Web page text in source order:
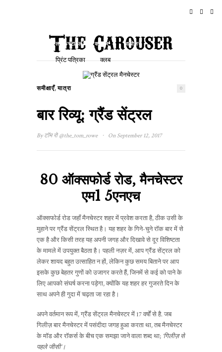
लाइफस्टाइल और कल्चर आयोजन
प्रिंट पत्रिका क्लब
समीक्षाएँ,यात्रा 0
बार रिव्यू: ग्रैंड सेंट्रल
Byटॉम रो@the_tom_rowe · On September 12, 2017
80 ऑक्सफोर्ड रोड, मैनचेस्टर
एम1 5एनएच
ऑक्सफोर्ड रोड जहाँ मैनचेस्टर शहर में प्रवेश करता है, ठीक उसी के
मुहाने पर ग्रैंड सेंट्रल स्थित है। यह शहर के गिने-चुने रॉक बार में से
एक है और किसी तरह यह अपनी जगह और दिखावे से दूर विशिष्टता
के मामले में उपयुक्त बैठता है। पहली नज़र में, आप ग्रैंड सेंट्रल को
लेकर शायद बहुत उत्साहित न हों, लेकिन कुछ समय बिताने पर आप
इसके कुछ बेहतर गुणों को उजागर करते हैं, जिनमें से कई को पाने के
लिए आपको संघर्ष करना पड़ेगा, क्योंकि यह शहर हर गुजरते दिन के
साथ अपने ही गुदा में चढ़ता जा रहा है।
अपने वर्तमान रूप में, ग्रैंड सेंट्रल मैनचेस्टर में 17 वर्षों से है. जब
गिलीज़ बार मैनचेस्टर में पसंदीदा जगह हुआ करता था, तब मैनचेस्टर
के मॉड और रॉकर्स के बीच एक समझा जाने वाला शब्द था; ‘गिलीज़ से
पहले जीसी’।